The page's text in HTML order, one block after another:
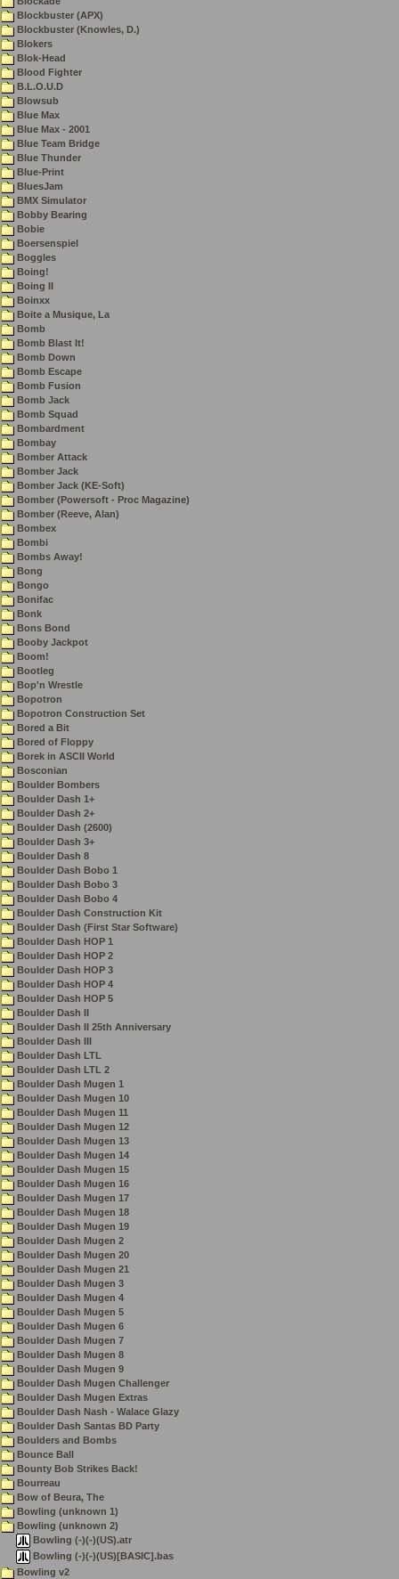
Blockbuster (APX)
Blockbuster (Knowles, D.)
Blokers
Blok-Head
Blood Fighter
B.L.O.U.D
Blowsub
Blue Max
Blue Max - 2001
Blue Team Bridge
Blue Thunder
Blue-Print
BluesJam
BMX Simulator
Bobby Bearing
Bobie
Boersenspiel
Boggles
Boing!
Boing II
Boinxx
Boite a Musique, La
Bomb
Bomb Blast It!
Bomb Down
Bomb Escape
Bomb Fusion
Bomb Jack
Bomb Squad
Bombardment
Bombay
Bomber Attack
Bomber Jack
Bomber Jack (KE-Soft)
Bomber (Powersoft - Proc Magazine)
Bomber (Reeve, Alan)
Bombex
Bombi
Bombs Away!
Bong
Bongo
Bonifac
Bonk
Bons Bond
Booby Jackpot
Boom!
Bootleg
Bop'n Wrestle
Bopotron
Bopotron Construction Set
Bored a Bit
Bored of Floppy
Borek in ASCII World
Bosconian
Boulder Bombers
Boulder Dash 1+
Boulder Dash 2+
Boulder Dash (2600)
Boulder Dash 3+
Boulder Dash 8
Boulder Dash Bobo 1
Boulder Dash Bobo 3
Boulder Dash Bobo 4
Boulder Dash Construction Kit
Boulder Dash (First Star Software)
Boulder Dash HOP 1
Boulder Dash HOP 2
Boulder Dash HOP 3
Boulder Dash HOP 4
Boulder Dash HOP 5
Boulder Dash II
Boulder Dash II 25th Anniversary
Boulder Dash III
Boulder Dash LTL
Boulder Dash LTL 2
Boulder Dash Mugen 1
Boulder Dash Mugen 10
Boulder Dash Mugen 11
Boulder Dash Mugen 12
Boulder Dash Mugen 13
Boulder Dash Mugen 14
Boulder Dash Mugen 15
Boulder Dash Mugen 16
Boulder Dash Mugen 17
Boulder Dash Mugen 18
Boulder Dash Mugen 19
Boulder Dash Mugen 2
Boulder Dash Mugen 20
Boulder Dash Mugen 21
Boulder Dash Mugen 3
Boulder Dash Mugen 4
Boulder Dash Mugen 5
Boulder Dash Mugen 6
Boulder Dash Mugen 7
Boulder Dash Mugen 8
Boulder Dash Mugen 9
Boulder Dash Mugen Challenger
Boulder Dash Mugen Extras
Boulder Dash Nash - Walace Glazy
Boulder Dash Santas BD Party
Boulders and Bombs
Bounce Ball
Bounty Bob Strikes Back!
Bourreau
Bow of Beura, The
Bowling (unknown 1)
Bowling (unknown 2)
Bowling (-)(-)(US).atr
Bowling (-)(-)(US)[BASIC].bas
Bowling v2